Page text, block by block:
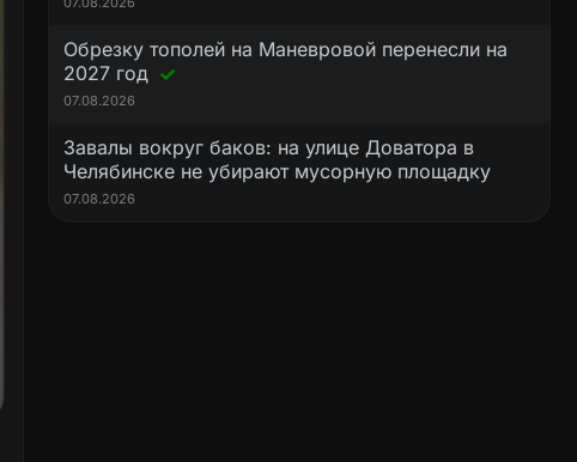
Обрезку тополей на Маневровой перенесли на
2027 год
07.08.2026
Завалы вокруг баков: на улице Доватора в
Челябинске не убирают мусорную площадку
07.08.2026